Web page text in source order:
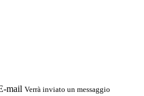
mail Verrà inviato un messaggio